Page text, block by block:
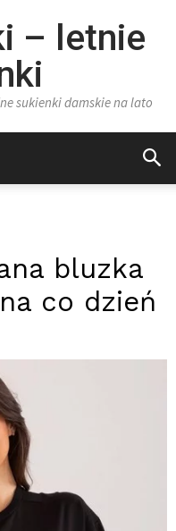
– letnie
sukienki damskie na lato
bluzka
co dzień